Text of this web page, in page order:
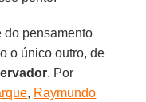
do pensamento
o único outro, de
. Por
, Raymundo